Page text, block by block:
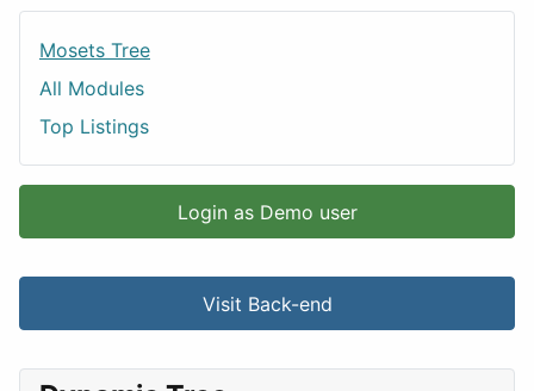
Mosets Tree
All Modules
Top Listings
Login as Demo user
Visit Back-end